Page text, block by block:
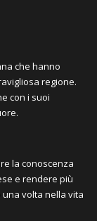
che hanno
regione.
con i suoi
la conoscenza
e rendere più
volta nella vita